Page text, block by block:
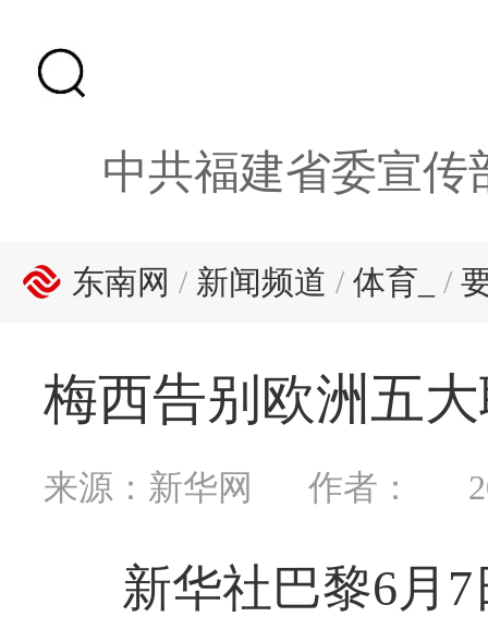
中共福建省委宣传
东南网 / 新闻频道 / 体育_ /
梅西告别欧洲五
来源：新华网 作者：
新华社巴黎6月